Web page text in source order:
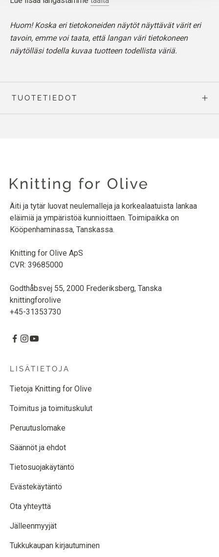
Huom! Koska eri tietokoneiden näytöt näyttävät värit eri
tavoin, emme voi taata, että langan väri tietokoneen
näytölläsi todella kuvaa tuotteen todellista väriä.
TUOTETIEDOT
Äiti ja tytär luovat neulemalleja ja korkealaatuista lankaa
eläimiä ja ympäristöä kunnioittaen. Toimipaikka on
Kööpenhaminassa, Tanskassa.
Knitting for Olive ApS
CVR: 39685000
Godthåbsvej 55, 2000 Frederiksberg, Tanska
knittingforolive
+45-31353730
LISÄTIETOJA
Tietoja Knitting for Olive
Toimitus ja toimituskulut
Peruutuslomake
Säännöt ja ehdot
Tietosuojakäytäntö
Evästekäytäntö
Ota yhteyttä
Jälleenmyyjät
Tukkukaupan kirjautuminen